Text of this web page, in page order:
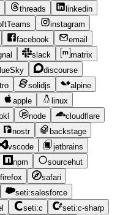
threads
linkedin
instagram
facebook
email
slack
matrix
discourse
solidjs
alpine
apple
linux
node
cloudflare
nostr
backstage
vscode
jetbrains
npm
sourcehut
firefox
safari
seti:salesforce
seti:c
seti:c-sharp